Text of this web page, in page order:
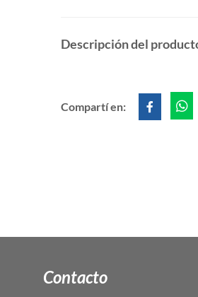
Descripción del
Compartí en:
Contacto